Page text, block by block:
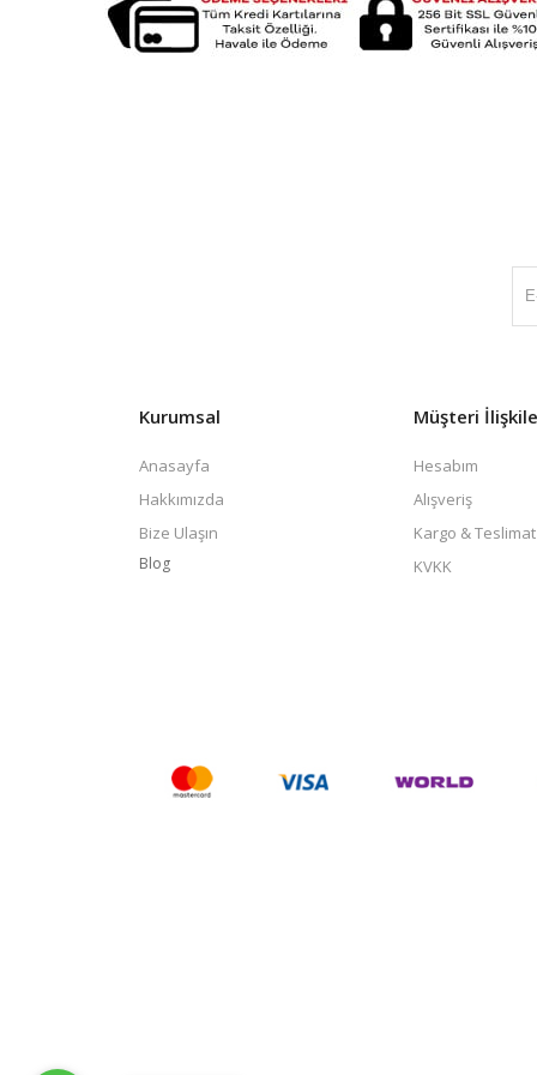
Kurumsal
Anasayfa
Hakkımızda
Bize Ulaşın
Blog
Müşteri
Hesabım
Alışveriş
Kargo & Teslimat
KVKK